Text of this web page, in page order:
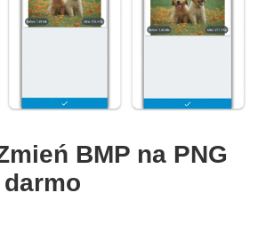
BMP na PNG